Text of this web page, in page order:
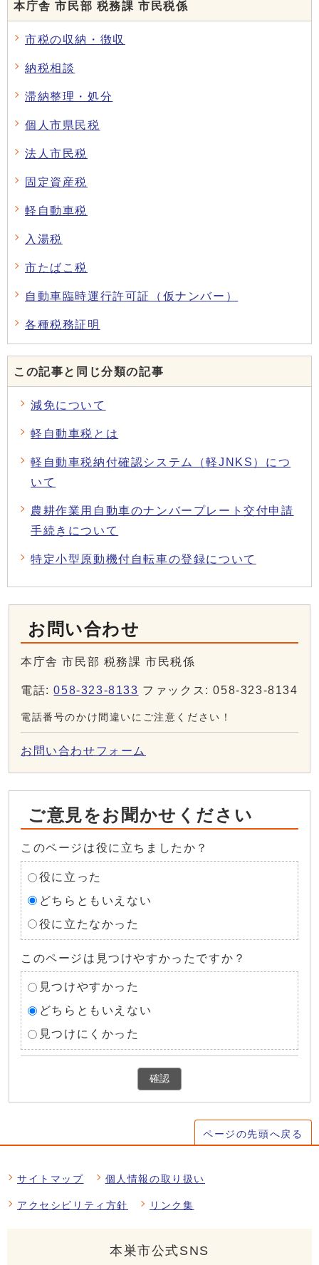
本庁舎 市民部 税務課 市民税係
市税の収納・徴収
納税相談
滞納整理・処分
個人市県民税
法人市民税
固定資産税
軽自動車税
入湯税
市たばこ税
自動車臨時運行許可証（仮ナンバー）
各種税務証明
この記事と同じ分類の記事
減免について
軽自動車税とは
軽自動車税納付確認システム（軽JNKS）につ
いて
農耕作業用自動車のナンバープレート交付申請
手続きについて
特定小型原動機付自転車の登録について
お問い合わせ
本庁舎 市民部 税務課 市民税係
電話:058-323-8133 ファックス: 058-323-8134
電話番号のかけ間違いにご注意ください！
お問い合わせフォーム
ご意見をお聞かせください
このページは役に立ちましたか？
役に立った
どちらともいえない
役に立たなかった
このページは見つけやすかったですか？
見つけやすかった
どちらともいえない
見つけにくかった
確認
ページの先頭へ戻る
サイトマップ 個人情報の取り扱い
アクセシビリティ方針 リンク集
本巣市公式SNS